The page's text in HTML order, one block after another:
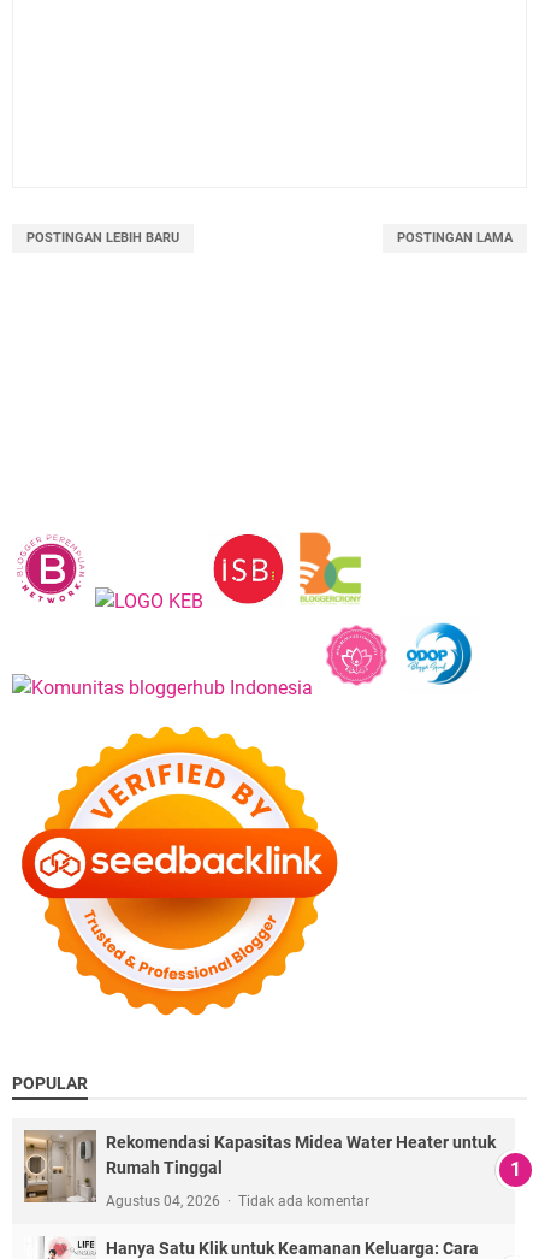
POSTINGAN LEBIH BARU POSTINGAN LAMA
POPULAR
Rekomendasi Kapasitas Midea Water Heater untuk
Rumah Tinggal
Agustus 04, 2026 Tidak ada komentar
Hanya Satu Klik untuk Keamanan Keluarga: Cara